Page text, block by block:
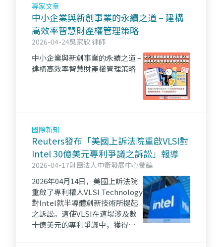
專家文章
中小企業與新創事業的永續之道 – 建構
高效率智慧財產權管理策略
2026-04-24吳家欣 律師
中小企業與新創事業的永續之道 –
建構高效率智慧財產權管理策略
國際新知
Reuters發布「美國上訴法院重啟VLSI對
Intel 30億美元專利爭議之訴訟」報導
2026-04-17財團法人中衛發展中心彙編
2026年04月14日，美國上訴法院
重啟了專利權人VLSI Technology
對Intel就半導體創新技術所提起
之訴訟。這使VLSI在這場涉及數
十億美元的專利爭議中，獲得了